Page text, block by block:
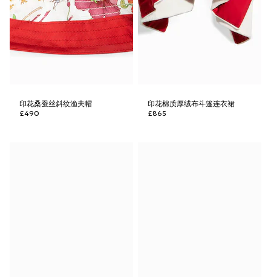
印花桑蚕丝斜纹渔夫帽
£490
印花棉质厚绒布斗篷连衣裙
£865